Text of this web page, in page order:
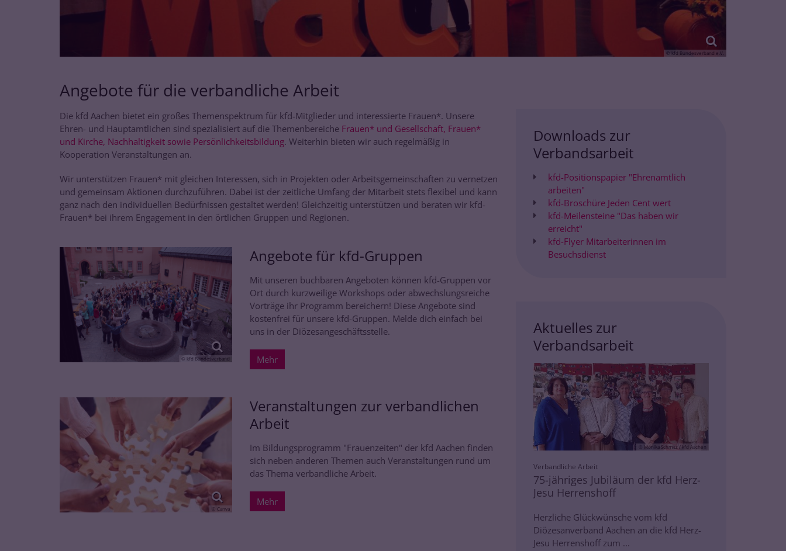
© kfd Bundesverband e.V.
Angebote für die verbandliche Arbeit
Die kfd Aachen bietet ein großes Themenspektrum für kfd-Mitglieder und interessierte Frauen*. Unsere
Ehren- und Hauptamtlichen sind spezialisiert auf die Themenbereiche Frauen* und Gesellschaft, Frauen*
und Kirche, Nachhaltigkeit sowie Persönlichkeitsbildung. Weiterhin bieten wir auch regelmäßig in
Kooperation Veranstaltungen an.
Wir unterstützen Frauen* mit gleichen Interessen, sich in Projekten oder Arbeitsgemeinschaften zu vernetzen
und gemeinsam Aktionen durchzuführen. Dabei ist der zeitliche Umfang der Mitarbeit stets flexibel und kann
ganz nach den individuellen Bedürfnissen gestaltet werden! Gleichzeitig unterstützen und beraten wir kfd-
Frauen* bei ihrem Engagement in den örtlichen Gruppen und Regionen.
© kfd Bundesverband
Angebote für kfd-Gruppen
Mit unseren buchbaren Angeboten können kfd-Gruppen vor
Ort durch kurzweilige Workshops oder abwechslungsreiche
Vorträge ihr Programm bereichern! Diese Angebote sind
kostenfrei für unsere kfd-Gruppen. Melde dich einfach bei
uns in der Diözesangeschäftsstelle.
Mehr
© Canva
Veranstaltungen zur verbandlichen
Arbeit
Im Bildungsprogramm "Frauenzeiten" der kfd Aachen finden
sich neben anderen Themen auch Veranstaltungen rund um
das Thema verbandliche Arbeit.
Mehr
Downloads zur
Verbandsarbeit
kfd-Positionspapier "Ehrenamtlich
arbeiten"
kfd-Broschüre Jeden Cent wert
kfd-Meilensteine "Das haben wir
erreicht"
kfd-Flyer Mitarbeiterinnen im
Besuchsdienst
Aktuelles zur
Verbandsarbeit
© Monika Schmitz / kfd Aachen
Verbandliche Arbeit:
75-jähriges Jubiläum der kfd Herz-
Jesu Herrenshoff
Herzliche Glückwünsche vom kfd
Diözesanverband Aachen an die kfd Herz-
Jesu Herrenshoff zum ...